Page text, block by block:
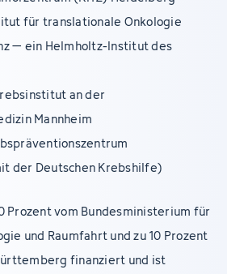
für translationale Onkologie
– ein Helmholtz-Institut des
an der
Mannheim
der Deutschen Krebshilfe)
Prozent vom Bundesministerium für
und Raumfahrt und zu 10 Prozent
finanziert und ist